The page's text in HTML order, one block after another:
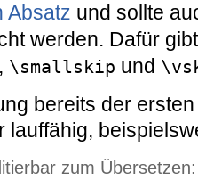
Absatz und sollte
werden. Dafür
, \smallskip und
bereits der
lauffähig,
zum Übersetzen: